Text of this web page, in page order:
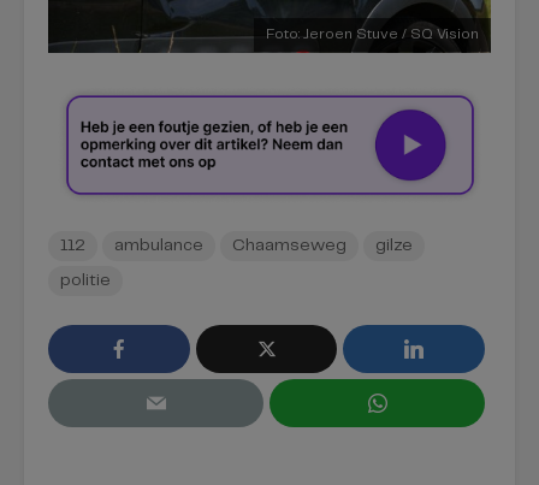
Foto: Jeroen Stuve / SQ Vision
112 ambulance Chaamseweg gilze
politie